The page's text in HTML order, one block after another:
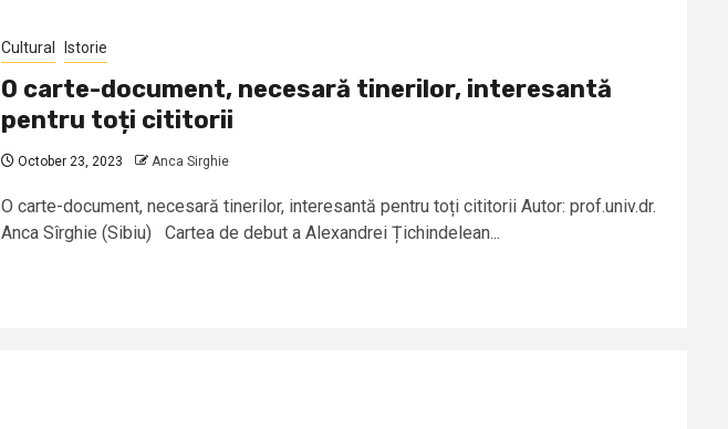
Cultural Istorie
O carte-document, necesară tinerilor, interesantă
pentru toți cititorii
October 23, 2023 Anca Sirghie
O carte-document, necesară tinerilor, interesantă pentru toți cititorii Autor: prof.univ.dr.
Anca Sîrghie (Sibiu) Cartea de debut a Alexandrei Țichindelean...